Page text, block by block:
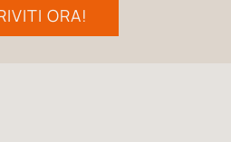
ORA!